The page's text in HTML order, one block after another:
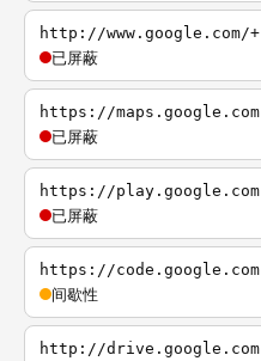
http://www.google.com/+
已屏蔽
https://maps.google.com
已屏蔽
https://play.google.com
已屏蔽
https://code.google.com
间歇性
http://drive.google.com